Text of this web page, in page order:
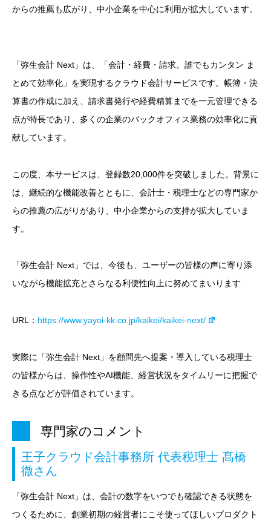
からの推薦も広がり、中小企業を中心に利用が拡大しています。
「弥生会計 Next」は、「会計・経費・請求。誰でもカンタン ま
とめて効率化」を実現するクラウド会計サービスです。帳簿・決
算書の作成に加え、請求書発行や経費精算までを一元管理できる
点が特長であり、多くの企業のバックオフィス業務の効率化に貢
献しています。
この度、本サービスは、登録数20,000件を突破しました。背景に
は、継続的な機能改善とともに、会計士・税理士などの専門家か
らの推薦の広がりがあり、中小企業からの支持が拡大していま
す。
「弥生会計 Next」では、今後も、ユーザーの皆様の声に寄り添
いながら機能拡充とさらなる利便性向上に努めてまいります
URL： https://www.yayoi-kk.co.jp/kaikei/kaikei-next/
実際に「弥生会計 Next」を顧問先へ提案・導入している税理士
の皆様からは、操作性やAI機能、経営状況をタイムリーに把握で
きる点などが評価されています。
専門家のコメント
王子クラウド会計事務所 代表税理士 髙橋
徹さん
「弥生会計 Next」は、会計の数字をいつでも確認できる状態を
つくるために、創業初期の経営者にこそ使ってほしいプロダクト